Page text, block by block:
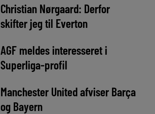
Christian Nørgaard: Derfor
skifter jeg til Everton
AGF meldes interesseret i
Superliga-profil
Manchester United afviser Barça
og Bayern